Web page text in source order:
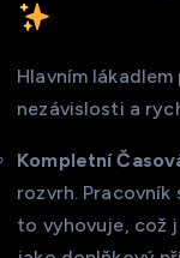
Hlavním
nezávislosti a
Kompletní
rozvrh. Pracovník
to vyhovuje, což